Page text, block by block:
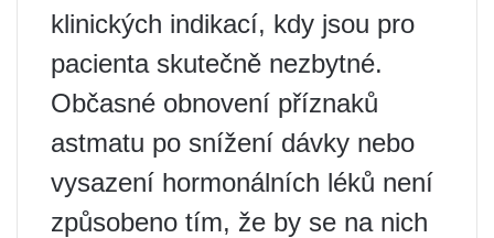
klinických indikací, kdy jsou pro
pacienta skutečně nezbytné.
Občasné obnovení příznaků
astmatu po snížení dávky nebo
vysazení hormonálních léků není
způsobeno tím, že by se na nich